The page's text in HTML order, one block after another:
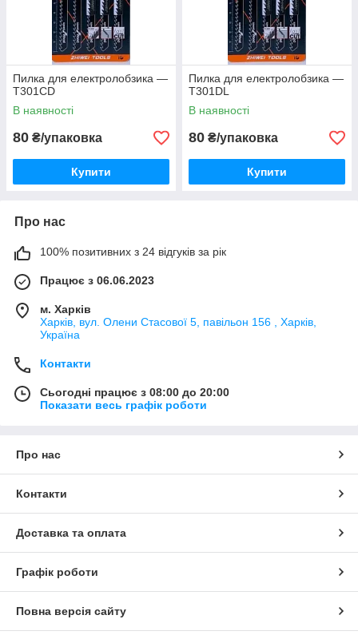
Пилка для електролобзика —
T301CD
В наявності
80 ₴/упаковка
Купити
Пилка для електролобзика —
T301DL
В наявності
80 ₴/упаковка
Купити
Про нас
100% позитивних з 24 відгуків за рік
Працює з 06.06.2023
м. Харків
Харків, вул. Олени Стасової 5, павільон 156 , Харків,
Україна
Контакти
Сьогодні працює з 08:00 до 20:00
Показати весь графік роботи
Про нас
Контакти
Доставка та оплата
Графік роботи
Повна версія сайту